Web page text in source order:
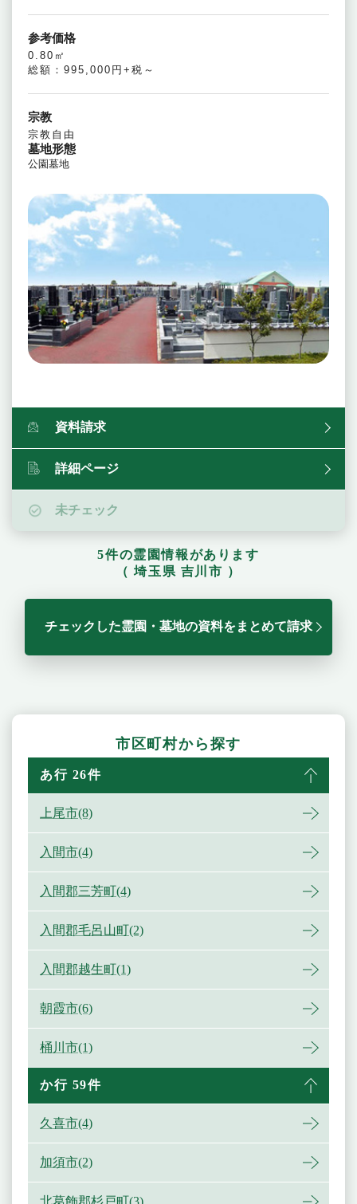
参考価格
0.80㎡
総額：995,000円+税～
宗教
宗教自由
墓地形態
公園墓地
資料請求
詳細ページ
未チェック
5件の霊園情報があります
（ 埼玉県 吉川市 ）
チェックした霊園・墓地の資料をまとめて請求
市区町村から探す
あ行 26件
上尾市(8)
入間市(4)
入間郡三芳町(4)
入間郡毛呂山町(2)
入間郡越生町(1)
朝霞市(6)
桶川市(1)
か行 59件
久喜市(4)
加須市(2)
北葛飾郡杉戸町(3)